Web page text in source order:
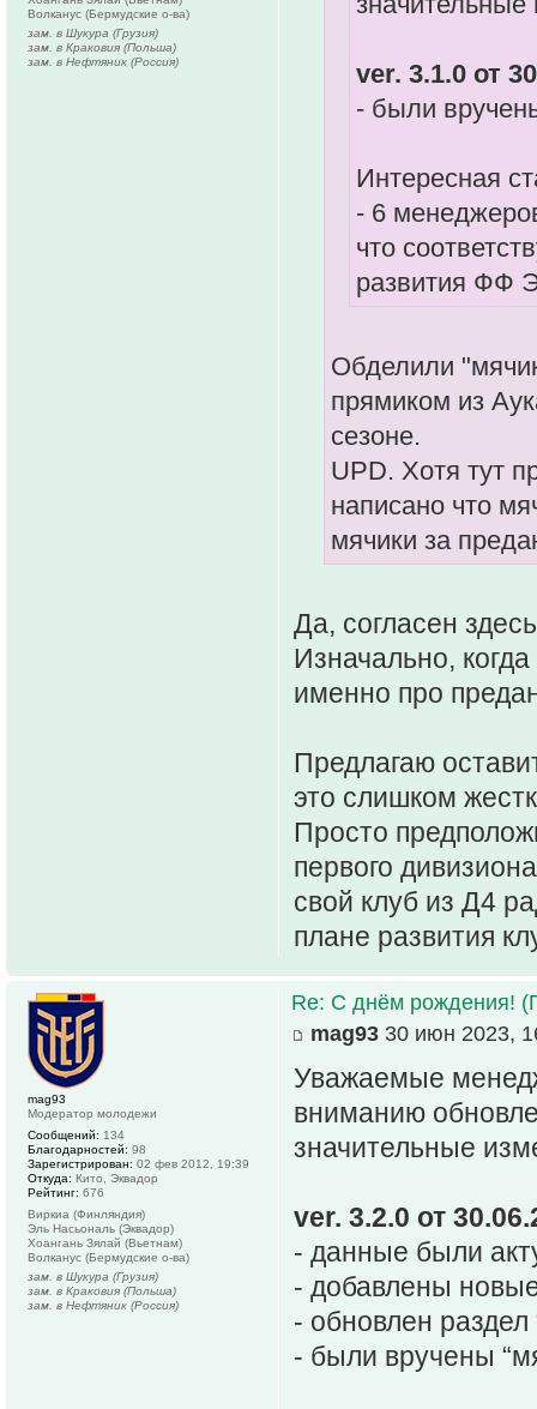
ver. 3.1.0 от
- были
Интересная
- 6
что
развития ФФ
Обделили
прямиком из
сезоне.
UPD. Хотя тут
написано что
мячики за
Да, согласен
Изначально,
именно про
Предлагаю
это слишком
Просто
первого
свой клуб из Д4
плане развития
Волканус (Бермудские о-ва)
зам. в Шукура (Грузия)
зам. в Краковия (Польша)
зам. в Нефтяник (Россия)
Re: С днём рождения!
mag93 30 июн 2023,
Уважаемые
вниманию
значительные
ver. 3.2.0 от
- данные были
- добавлены
- обновлен
- были вручены
mag93
Модератор молодежи
Сообщений: 134
Благодарностей: 98
Зарегистрирован: 02 фев 2012, 19:39
Откуда: Кито, Эквадор
Рейтинг: 676
Виркиа (Финляндия)
Эль Насьональ (Эквадор)
Хоангань Зялай (Вьетнам)
Волканус (Бермудские о-ва)
зам. в Шукура (Грузия)
зам. в Краковия (Польша)
зам. в Нефтяник (Россия)